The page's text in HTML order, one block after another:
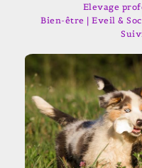
Elevage
Bien-être | Eveil &